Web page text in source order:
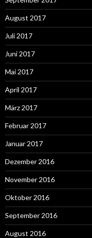
August 2017
Juli 2017
Juni 2017
Mai 2017
April 2017
März 2017
Februar 2017
Januar 2017
Dezember 2016
November 2016
Oktober 2016
September 2016
August 2016